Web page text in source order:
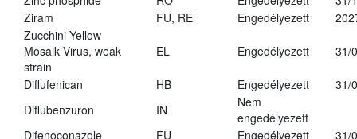
Ziram
FU, RE Engedélyezett
Zucchini Yellow
Mosaik Virus, weak
strain
EL Engedélyezett 31/
Diflufenican HB Engedélyezett
31/
Diflubenzuron
IN
Nem
engedélyezett
Difenoconazole
FU Engedélyezett
31/